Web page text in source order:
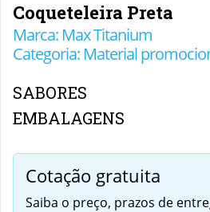
Coqueteleira Preta
Marca: Max Titanium
Categoria: Material
SABORES
EMBALAGENS
Cotação gratuita
Saiba o preço, prazos de